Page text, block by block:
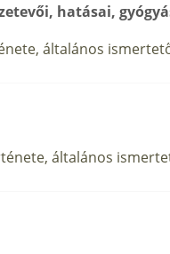
hatásai,
általános
általános